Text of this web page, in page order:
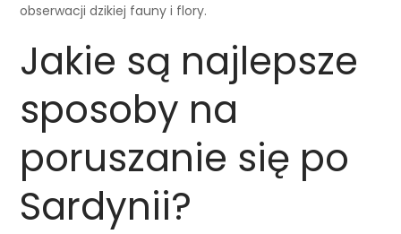
obserwacji dzikiej fauny i flory.
Jakie są najlepsze
sposoby na
poruszanie się po
Sardynii?